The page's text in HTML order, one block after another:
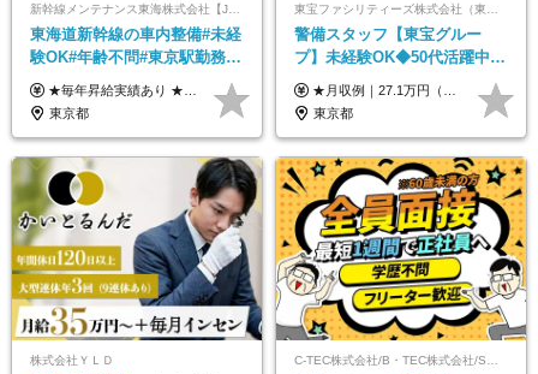
新幹線メンテナンス東海株式会社【JR東海グループ】
東海道新幹線の車内整備#未経
験OK#年齢不問#東京駅勤務
#59歳まで正社員登用可＆登用
実績多数！
★毎年昇給実績あり ★入社3年で430万円も可(正社員登用された場合) ■入社時月収例：25万2840円(1万2040円×21日)＋賞与支給実績有（年2回・2025年度） 日給1万2040円 ※別途「超過勤務手当、祝繁手当、特殊手当」の支給有 ※試用期間中（2ヶ月）の待遇・雇用形態に差異はございません
東京都
東宝ファシリティーズ株式会社（東宝株式会社100％出資）
警備スタッフ【東宝グルー
プ】未経験OK◆50代活躍中
◆1勤務で2日分休み◆8割が座
り仕事◆賞与年2回
★月収例｜27.1万円（月給+残業代2.4万円+資格手当0.2万円+家族手当0.85万円） ★賞与年2回＆充実した手当あり！ ■月給23万6,500円～＋賞与年2回＋各種手当 ┗月給には職務手当19,500円、調整手当15,000円、住宅手当18,500円、契約社員手当1,500円を含みます ※試用期間4ヶ月(期間中の給与・待遇の差異はありません) ━━━━━━━━━━ 各種手当も充実！ ━━━━━━━━━━ ★家族手当 ★役付手当 ★資格手当 ★年末年始勤務手当 ★交通費支給（月5万円以内／6ヶ月分の定期代を支給） ★残業・深夜残業手当（全額支給） ━━━━━━━━━━ 給与支給日は毎月25日です ━━━━━━━━━━ 例：1月1日付入社の場合 1月25日に基本給+変動しない手当を支給 2月25日に前月分の残業手当など変動する手当を支給
東京都
株式会社ＹＬＤ